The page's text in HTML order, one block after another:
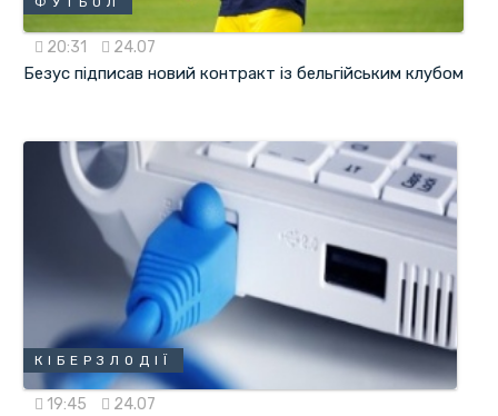
20:31 24.07
Безус підписав новий контракт із бельгійським клубом
КІБЕРЗЛОДІЇ
19:45 24.07